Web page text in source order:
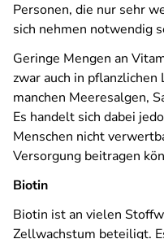
Personen, die nur sehr
sich nehmen notwendig
Geringe Mengen an
zwar auch in
manchen Meeresalgen,
Es handelt sich dabei
Menschen nicht
Versorgung beitragen
Biotin
Biotin ist an vielen
Zellwachstum beteiligt.